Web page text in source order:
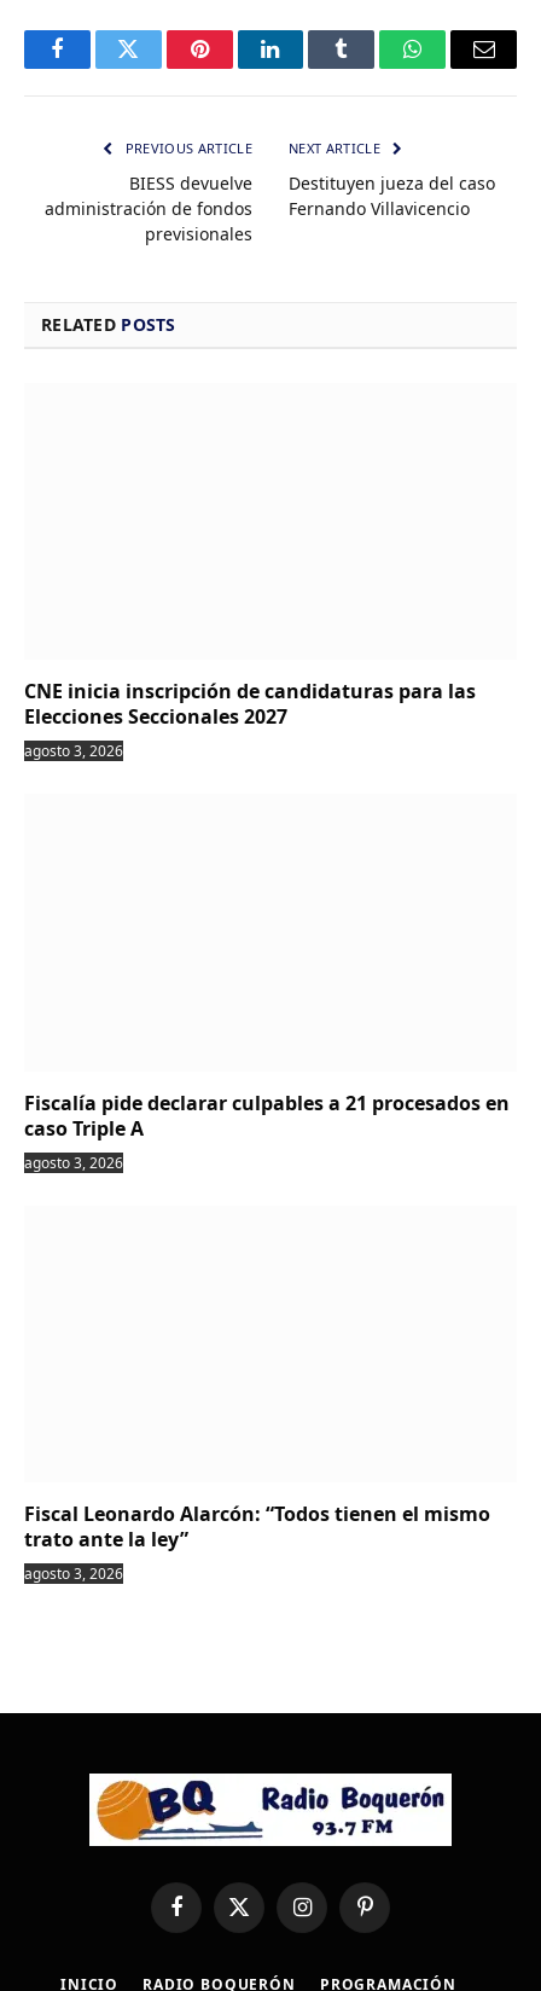
FacebookTwitter PinterestLinkedInTumblr WhatsAppEmail
PREVIOUS ARTICLE
BIESS devuelve
administración de fondos
previsionales
NEXT ARTICLE
Destituyen jueza del caso
Fernando Villavicencio
RELATED POSTS
CNE inicia inscripción de candidaturas para las
Elecciones Seccionales 2027
agosto 3, 2026
Fiscalía pide declarar culpables a 21 procesados en
caso Triple A
agosto 3, 2026
Fiscal Leonardo Alarcón: “Todos tienen el mismo
trato ante la ley”
agosto 3, 2026
FacebookX
(Twitter)
InstagramPinterest
INICIO RADIO BOQUERÓN PROGRAMACIÓN